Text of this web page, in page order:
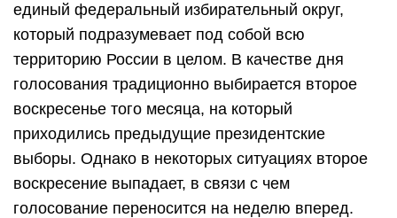
единый федеральный избирательный округ,
который подразумевает под собой всю
территорию России в целом. В качестве дня
голосования традиционно выбирается второе
воскресенье того месяца, на который
приходились предыдущие президентские
выборы. Однако в некоторых ситуациях второе
воскресение выпадает, в связи с чем
голосование переносится на неделю вперед.